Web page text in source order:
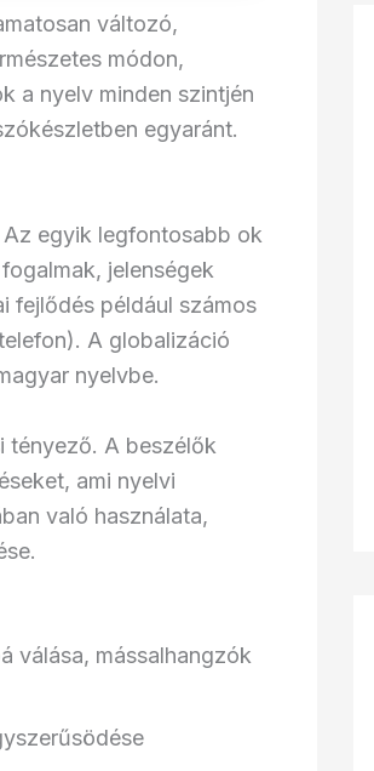
változó,
módon,
a nyelv minden szintjén
egyaránt.
egyik legfontosabb ok
jelenségek
fejlődés például számos
A globalizáció
nyelvbe.
tényező. A beszélők
ami nyelvi
való használata,
válása, mássalhangzók